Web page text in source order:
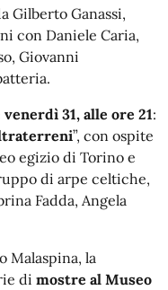
Gilberto Ganassi,
con Daniele Caria,
Giovanni
venerdì 31, alle ore 21:
”, con ospite
egizio di Torino e
di arpe celtiche,
Fadda, Angela
Malaspina, la
di mostre al Museo